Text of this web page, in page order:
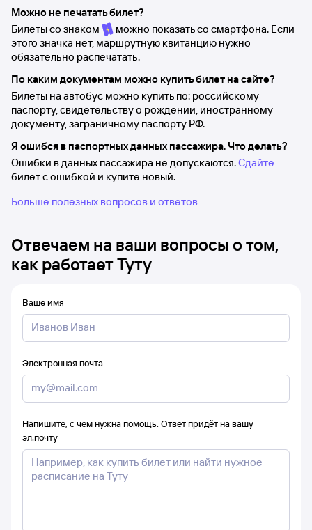
Можно не печатать билет?
Билеты со знаком
можно показать со смартфона. Если
этого значка нет, маршрутную квитанцию нужно
обязательно распечатать.
По каким документам можно купить билет на сайте?
Билеты на автобус можно купить по: российскому
паспорту, свидетельству о рождении, иностранному
документу, заграничному паспорту РФ.
Я ошибся в паспортных данных пассажира. Что делать?
Ошибки в данных пассажира не допускаются.Сдайте
билет с ошибкой и купите новый.
Больше полезных вопросов и ответов
Отвечаем на ваши вопросы о том,
как работает Туту
Ваше имя
Электронная почта
Напишите, с чем нужна помощь. Ответ придёт на вашу
эл.почту